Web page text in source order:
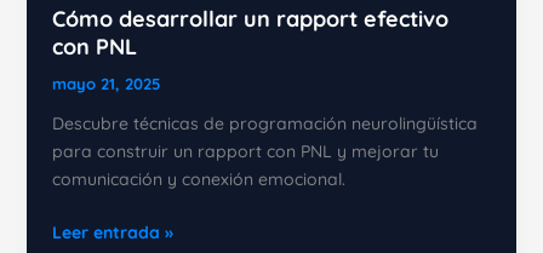
Cómo desarrollar un rapport efectivo
con PNL
mayo 21, 2025
Descubre técnicas de programación neurolingüística
para construir un rapport con PNL y mejorar tu
comunicación y conexión emocional.
Cómo
Leer entrada »